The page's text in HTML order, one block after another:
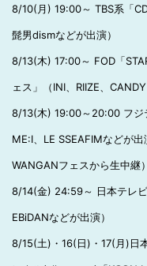
8/10(月) 19:00～ TBS系「
髭男dismなどが出演）
8/13(木) 17:00～ FOD「
ェス」（INI、RIIZE、
8/13(木) 19:00～20:00 フジ
ME:I、LE SSEAFIMなどが
WANGANフェスから生中継）
8/14(金) 24:59～ 日本テレビ
EBiDANなどが出演）
8/15(土)・16(日)・17(月)日